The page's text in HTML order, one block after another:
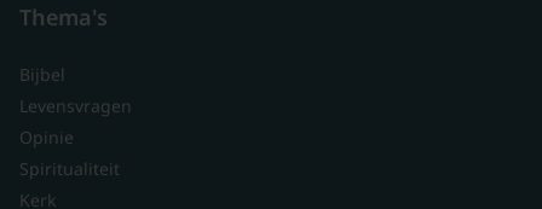
Thema's
Bijbel
Levensvragen
Opinie
Spiritualiteit
Kerk